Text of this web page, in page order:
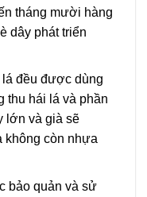
tháng mười hàng
dây phát triển
lá đều được dùng
thu hái lá và phần
lớn và già sẽ
không còn nhựa
bảo quản và sử